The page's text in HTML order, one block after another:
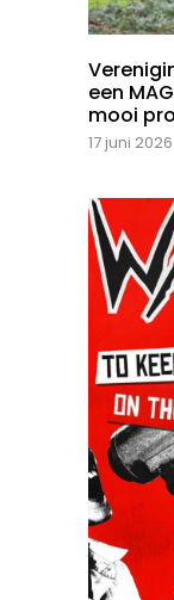
een
mooi
17 juni 2026